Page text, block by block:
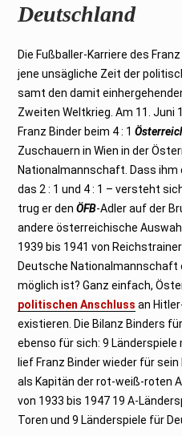
Deutschland
Die Fußballer-Karriere des
jene unsägliche Zeit der
samt den damit
Zweiten Weltkrieg. Am 11. Juni
Franz Binder beim 4 : 1
Zuschauern in Wien in der
Nationalmannschaft. Dass ihm
das 2 : 1 und 4 : 1 – versteht
trug er denÖFB-Adler auf der
andere österreichische
1939 bis 1941 von Reichstrainer
Deutsche Nationalmannschaft
möglich ist? Ganz einfach,
politischen Anschluss an
existieren. Die Bilanz Binders
ebenso für sich: 9 Länderspiele
lief Franz Binder wieder für
als Kapitän der rot-weiß-roten
von 1933 bis 1947 19 A-
Toren und 9 Länderspiele für